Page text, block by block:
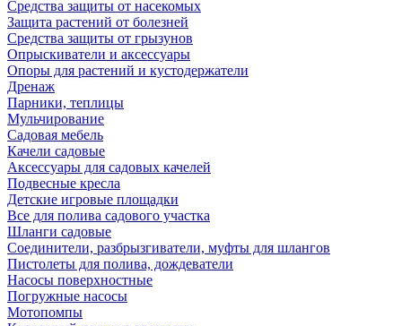
Средства защиты от насекомых
Защита растений от болезней
Средства защиты от грызунов
Опрыскиватели и аксессуары
Опоры для растений и кустодержатели
Дренаж
Парники, теплицы
Мульчирование
Садовая мебель
Качели садовые
Аксессуары для садовых качелей
Подвесные кресла
Детские игровые площадки
Все для полива садового участка
Шланги садовые
Соединители, разбрызгиватели, муфты для шлангов
Пистолеты для полива, дождеватели
Насосы поверхностные
Погружные насосы
Мотопомпы